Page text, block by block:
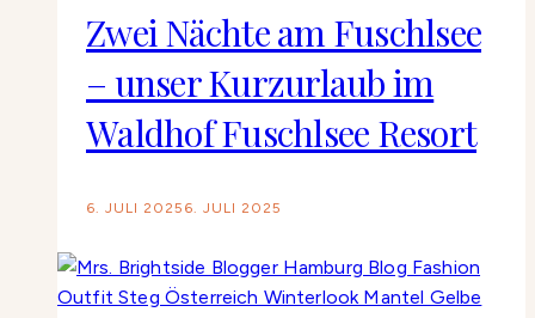
Zwei Nächte am Fuschlsee
– unser Kurzurlaub im
Waldhof Fuschlsee Resort
6. JULI 2025 6. JULI 2025